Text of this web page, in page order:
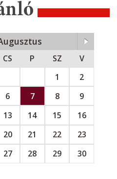
CS P SZ
V
1
2
6 7 8
9
13 14 15
16
20 21 22
23
27 28 29
30